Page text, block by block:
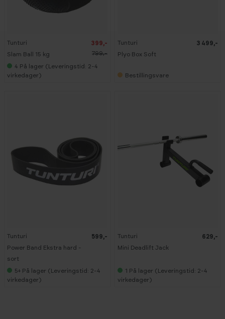
Tunturi
Slam Ball 15 kg
399,-
799,-
4 På lager (Leveringstid: 2-4
virkedager)
Tunturi
Plyo Box Soft
3 499,-
Bestillingsvare
Tunturi
Power Band Ekstra hard -
sort
599,-
5+ På lager (Leveringstid: 2-4
virkedager)
Tunturi
Mini Deadlift Jack
629,-
1 På lager (Leveringstid: 2-4
virkedager)